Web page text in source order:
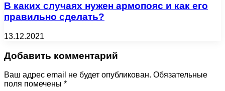
В каких случаях нужен армопояс и как его
правильно сделать?
13.12.2021
Добавить комментарий
Ваш адрес email не будет опубликован. Обязательные
поля помечены *